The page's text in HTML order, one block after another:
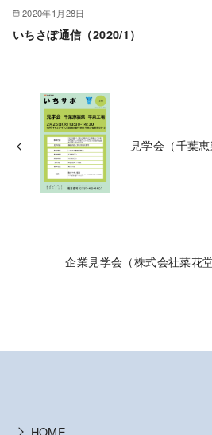
2020年1月28日
いちさぽ通信（2020/1）
見学会（千葉
企業見学会（株式会社菜花堂
HOME